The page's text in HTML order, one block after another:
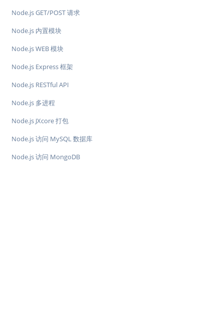
Node.js GET/POST 请求
Node.js 内置模块
Node.js WEB 模块
Node.js Express 框架
Node.js RESTful API
Node.js 多进程
Node.js JXcore 打包
Node.js 访问 MySQL 数据库
Node.js 访问 MongoDB